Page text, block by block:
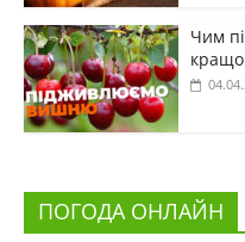
Чим
ПОГОДА ОНЛАЙН